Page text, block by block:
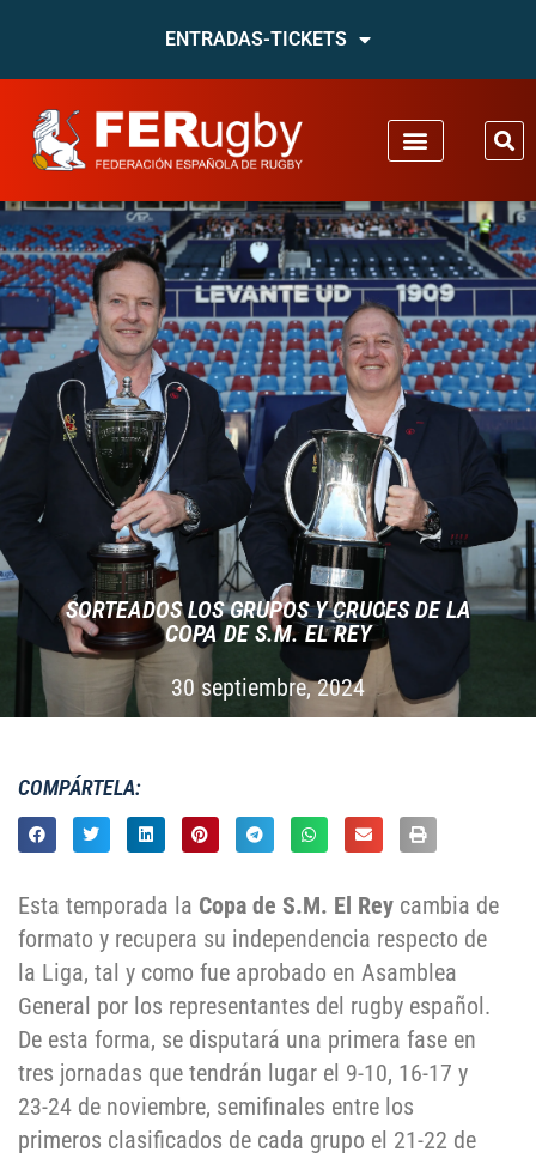
ENTRADAS-TICKETS
SORTEADOS LOS GRUPOS Y CRUCES DE LA
COPA DE S.M. EL REY
30 septiembre, 2024
COMPÁRTELA:
Esta temporada la Copa de S.M. El Rey cambia de
formato y recupera su independencia respecto de
la Liga, tal y como fue aprobado en Asamblea
General por los representantes del rugby español.
De esta forma, se disputará una primera fase en
tres jornadas que tendrán lugar el 9-10, 16-17 y
23-24 de noviembre, semifinales entre los
primeros clasificados de cada grupo el 21-22 de